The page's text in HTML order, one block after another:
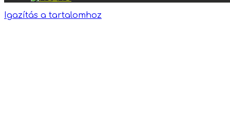
Igazítás a tartalomhoz